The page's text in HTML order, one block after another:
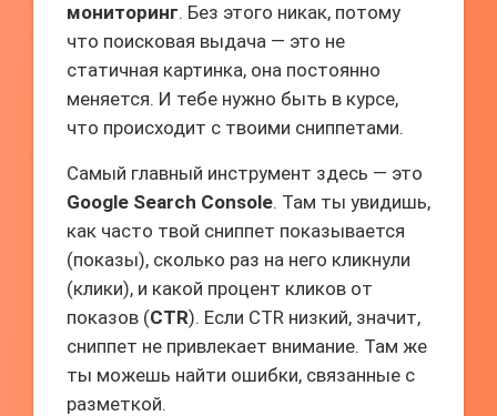
мониторинг. Без этого никак, потому
что поисковая выдача — это не
статичная картинка, она постоянно
меняется. И тебе нужно быть в курсе,
что происходит с твоими сниппетами.
Самый главный инструмент здесь — это
Google Search Console. Там ты увидишь,
как часто твой сниппет показывается
(показы), сколько раз на него кликнули
(клики), и какой процент кликов от
показов (CTR). Если CTR низкий, значит,
сниппет не привлекает внимание. Там же
ты можешь найти ошибки, связанные с
разметкой.